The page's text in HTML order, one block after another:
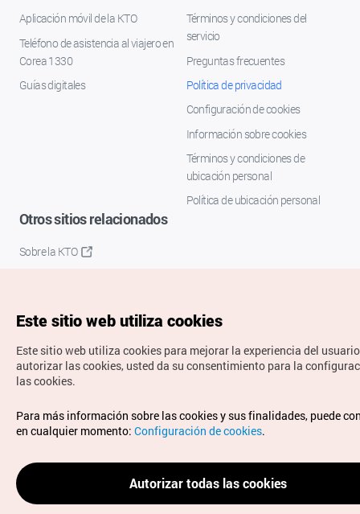
Aplicación móvil de la KTO
Teléfono de asistencia al viajero en
Corea 1330
Guías digitales
Términos y condiciones del
servicio
Preguntas frecuentes
Política de privacidad
Configuración de cookies
Información sobre cookies
Términos y condiciones de
ubicación personal
Política de ubicación personal
Otros sitios relacionados
Sobre la KTO
Copyrights © Organización de Turismo de Corea. Todos los
derechos reservados.
Para informes de errores y cuestiones relacionadas con el
sitio web, dirija sus consultas al correoelectrónico oficial:
spanish@knto.or.kr
Este sitio web utiliza cookies
Este sitio web utiliza cookies para mejorar la experiencia del
autorizar las cookies, usted da su consentimiento para la
las cookies.
Para más información sobre las cookies y sus finalidades, puede
en cualquier momento: Configuración de cookies.
Autorizar todas las cookies